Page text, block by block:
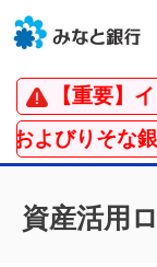
【重要】イ
よびりそな
資産活用